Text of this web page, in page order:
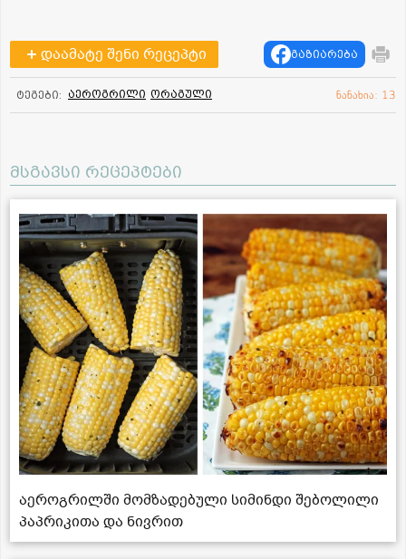
დაამატე შენი რეცეპტი გაზიარება
ტეგები: აეროგრილი ორაგული ნანახია: 13
მსგავსი რეცეპტები
აეროგრილში მომზადებული სიმინდი შებოლილი
პაპრიკითა და ნივრით